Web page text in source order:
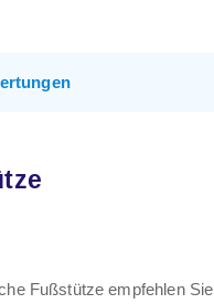
Fußstütze empfehlen Sie